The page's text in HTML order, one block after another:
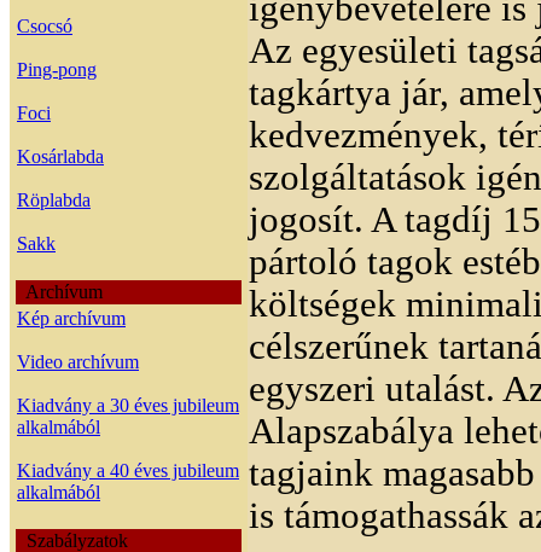
Csocsó
Ping-pong
Foci
Kosárlabda
Röplabda
Sakk
Archívum
Kép archívum
Video archívum
Kiadvány a 30 éves jubileum
alkalmából
Kiadvány a 40 éves jubileum
alkalmából
Szabályzatok
igénybevételére is
Az egyesületi
tagkártya jár,
kedvezmények,
szolgáltatások
jogosít. A tagdíj
pártoló tagok
költségek
célszerűnek
egyszeri utalást.
Alapszabálya
tagjaink
is támogathassák